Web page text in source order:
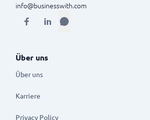
info@businesswith.com
Über uns
Über uns
Karriere
Privacy Policy